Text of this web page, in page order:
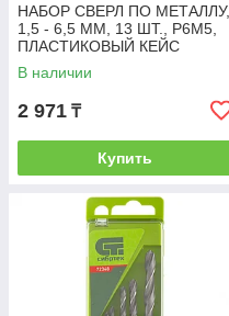
НАБОР СВЕРЛ ПО МЕТАЛЛУ,
1,5 - 6,5 ММ, 13 ШТ., Р6М5,
ПЛАСТИКОВЫЙ КЕЙС
СИБРТЕХ
В наличии
2 971 ₸
Купить